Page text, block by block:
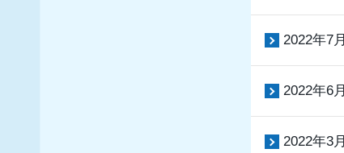
2022年7月
2022年6月
2022年3月